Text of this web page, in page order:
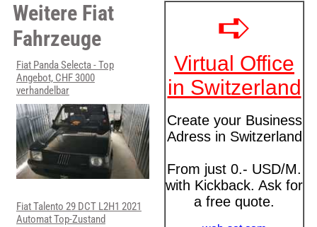
Weitere Fiat
Fahrzeuge
Fiat Panda Selecta - Top
Angebot, CHF 3000
verhandelbar
Fiat Talento 29 DCT L2H1 2021
Automat Top-Zustand